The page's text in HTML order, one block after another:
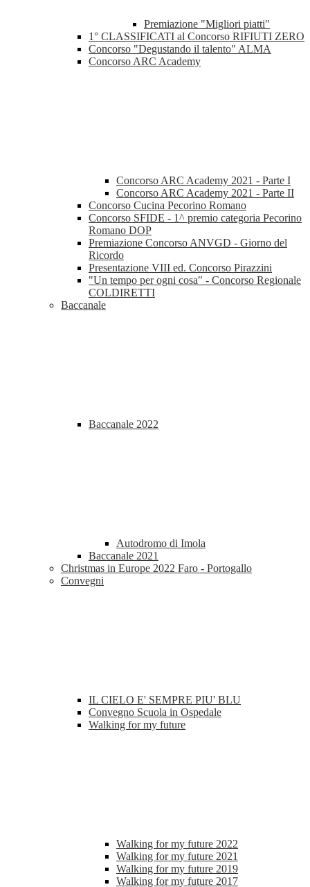
Premiazione "Migliori piatti"
1° CLASSIFICATI al Concorso RIFIUTI ZERO
Concorso "Degustando il talento" ALMA
Concorso ARC Academy
Concorso ARC Academy 2021 - Parte I
Concorso ARC Academy 2021 - Parte II
Concorso Cucina Pecorino Romano
Concorso SFIDE - 1^ premio categoria Pecorino
Romano DOP
Premiazione Concorso ANVGD - Giorno del
Ricordo
Presentazione VIII ed. Concorso Pirazzini
"Un tempo per ogni cosa" - Concorso Regionale
COLDIRETTI
Baccanale
Baccanale 2022
Autodromo di Imola
Baccanale 2021
Christmas in Europe 2022 Faro - Portogallo
Convegni
IL CIELO E' SEMPRE PIU' BLU
Convegno Scuola in Ospedale
Walking for my future
Walking for my future 2022
Walking for my future 2021
Walking for my future 2019
Walking for my future 2017